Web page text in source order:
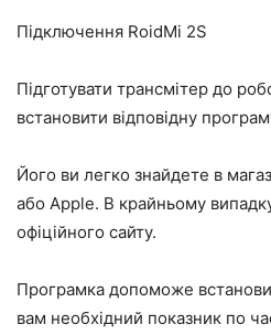
Підключення RoidMi 2S
Підготувати трансмітер до
встановити відповідну
Його ви легко знайдете в
або Apple. В крайньому
офіційного сайту.
Програмка допоможе
вам необхідний показник по